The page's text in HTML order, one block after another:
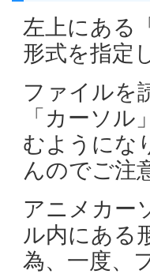
左上にある
形式を指定
ファイルを
「カーソ
むようにな
んのでご注
アニメカー
ル内にある
為、一度、